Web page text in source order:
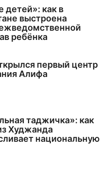
детей»: как в
выстроена
ребёнка
первый центр
Алифа
таджичка»: как
Худжанда
национальную